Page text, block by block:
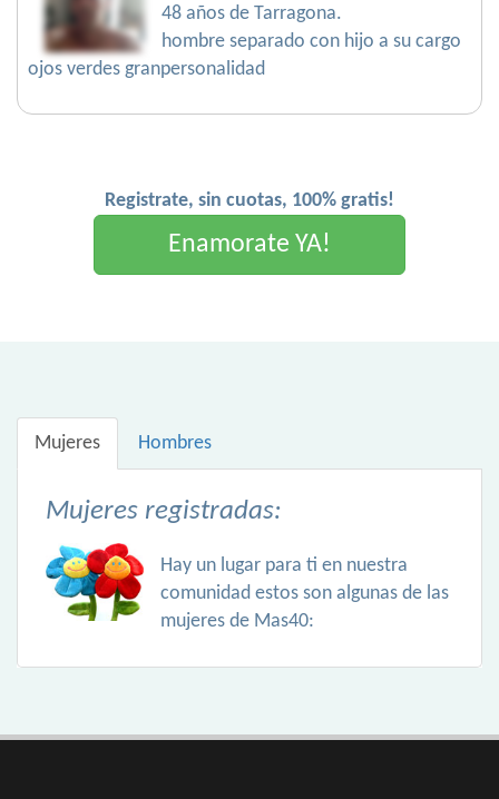
48 años de Tarragona.
hombre separado con hijo a su cargo
ojos verdes granpersonalidad
Registrate, sin cuotas, 100% gratis!
Enamorate YA!
Mujeres Hombres
Mujeres registradas:
Hay un lugar para ti en nuestra
comunidad estos son algunas de las
mujeres de Mas40: